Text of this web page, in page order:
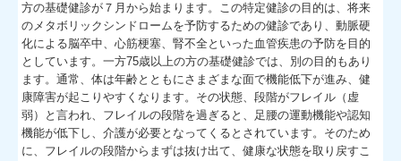
方の基礎健診が７月から始まります。この特定健診の目的は、将来
のメタボリックシンドロームを予防するための健診であり、動脈硬
化による脳卒中、心筋梗塞、腎不全といった血管疾患の予防を目的
としています。一方75歳以上の方の基礎健診では、別の目的もあり
ます。通常、体は年齢とともにさまざまな面で機能低下が進み、健
康障害が起こりやすくなります。その状態、段階がフレイル（虚
弱）と言われ、フレイルの段階を過ぎると、足腰の運動機能や認知
機能が低下し、介護が必要となってくるとされています。そのため
に、フレイルの段階からまずは抜け出て、健康な状態を取り戻すこ